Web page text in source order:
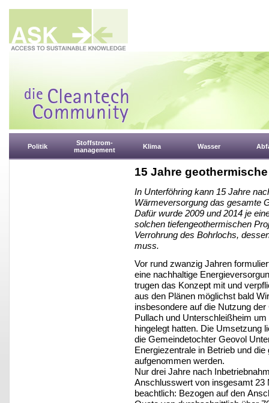
Politik
Stoffstrom-
management
Klima Wasser
15 Jahre
In Unterföhring kann 15 Jahre
Wärmeversorgung das gesamte
Dafür wurde 2009 und 2014 je
solchen tiefengeothermischen
Verrohrung des Bohrlochs,
muss.
Vor rund zwanzig Jahren
eine nachhaltige
trugen das Konzept mit und
aus den Plänen möglichst bald
insbesondere auf die Nutzung
Pullach und Unterschleißheim
hingelegt hatten. Die Umsetzung
die Gemeindetochter Geovol
Energiezentrale in Betrieb und
aufgenommen werden.
Nur drei Jahre nach
Anschlusswert von insgesamt 23
beachtlich: Bezogen auf den